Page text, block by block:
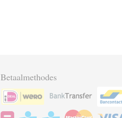
Betaalmethodes